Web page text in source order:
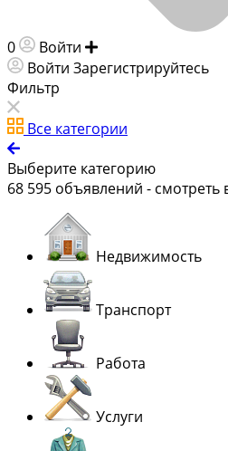
0 Войти
Войти Зарегистрируйтесь
Фильтр
Все категории
Выберите категорию
68 595 объявлений - смотреть
Недвижимость
Транспорт
Работа
Услуги